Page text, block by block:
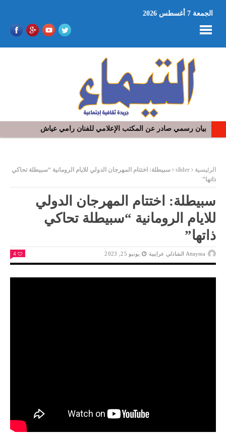
الجمعة 7 أغسطس 2026
في افتتاح مهرجان بومخلوف الدولي: رؤوف ماهر يتالق و يشد الجمهور
الرئيسية slider
سبيطلة: اختتام المهرجان الدولي للايام الرومانية “سبيطلة تحاكي
ذاتها”
سبيطلة: اختتام المهرجان الدولي
للايام الرومانية “سبيطلة تحاكي
ذاتها”
Attayma الشاذلي عرايبية يونيو 25, 2023 4